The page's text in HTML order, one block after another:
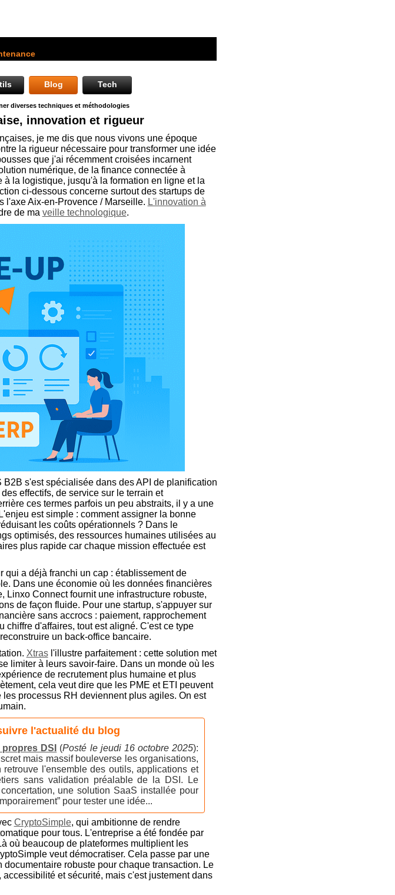
Blog Tech
diverses techniques et méthodologies
innovation et rigueur
je me dis que nous vivons une époque
la rigueur nécessaire pour transformer une idée
que j'ai récemment croisées incarnent
numérique, de la finance connectée à
la logistique, jusqu'à la formation en ligne et la
ci-dessous concerne surtout des startups de
l'axe Aix-en-Provence / Marseille. L'innovation à
de ma veille technologique.
B2B s'est spécialisée dans des API de planification
effectifs, de service sur le terrain et
ces termes parfois un peu abstraits, il y a une
est simple : comment assigner la bonne
les coûts opérationnels ? Dans le
optimisés, des ressources humaines utilisées au
plus rapide car chaque mission effectuée est
qui a déjà franchi un cap : établissement de
Dans une économie où les données financières
Connect fournit une infrastructure robuste,
de façon fluide. Pour une startup, s'appuyer sur
sans accrocs : paiement, rapprochement
chiffre d'affaires, tout est aligné. C'est ce type
un back-office bancaire.
Xtrasl'illustre parfaitement : cette solution met
limiter à leurs savoir-faire. Dans un monde où les
de recrutement plus humaine et plus
cela veut dire que les PME et ETI peuvent
processus RH deviennent plus agiles. On est
l'actualité du blog
DSI (Posté le jeudi 16 octobre 2025):
mais massif bouleverse les organisations,
l'ensemble des outils, applications et
sans validation préalable de la DSI. Le
une solution SaaS installée pour
pour tester une idée...
CryptoSimple, qui ambitionne de rendre
pour tous. L'entreprise a été fondée par
où beaucoup de plateformes multiplient les
veut démocratiser. Cela passe par une
robuste pour chaque transaction. Le
et sécurité, mais c'est justement dans